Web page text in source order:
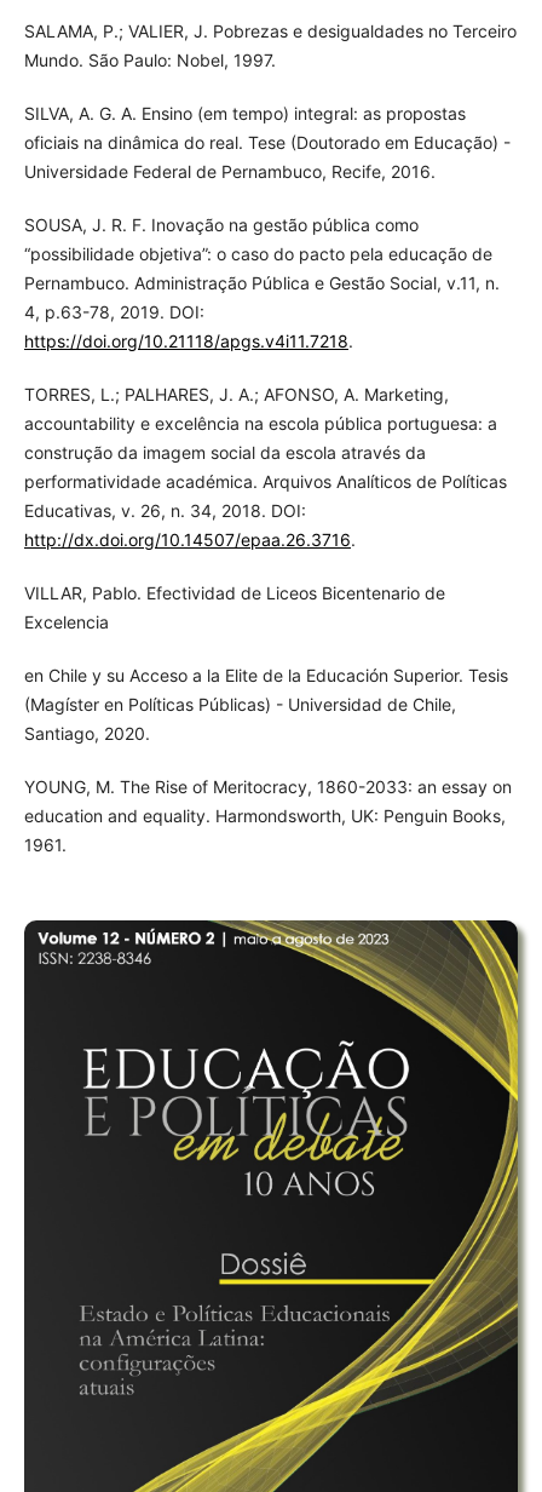
SALAMA, P.; VALIER, J. Pobrezas e desigualdades no Terceiro
Mundo. São Paulo: Nobel, 1997.
SILVA, A. G. A. Ensino (em tempo) integral: as propostas
oficiais na dinâmica do real. Tese (Doutorado em Educação) -
Universidade Federal de Pernambuco, Recife, 2016.
SOUSA, J. R. F. Inovação na gestão pública como
“possibilidade objetiva”: o caso do pacto pela educação de
Pernambuco. Administração Pública e Gestão Social, v.11, n.
4, p.63-78, 2019. DOI:
https://doi.org/10.21118/apgs.v4i11.7218.
TORRES, L.; PALHARES, J. A.; AFONSO, A. Marketing,
accountability e excelência na escola pública portuguesa: a
construção da imagem social da escola através da
performatividade académica. Arquivos Analíticos de Políticas
Educativas, v. 26, n. 34, 2018. DOI:
http://dx.doi.org/10.14507/epaa.26.3716.
VILLAR, Pablo. Efectividad de Liceos Bicentenario de
Excelencia
en Chile y su Acceso a la Elite de la Educación Superior. Tesis
(Magíster en Políticas Públicas) - Universidad de Chile,
Santiago, 2020.
YOUNG, M. The Rise of Meritocracy, 1860-2033: an essay on
education and equality. Harmondsworth, UK: Penguin Books,
1961.